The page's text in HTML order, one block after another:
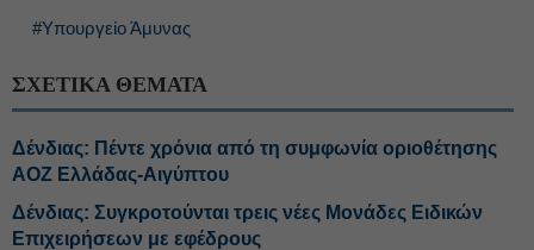
#Υπουργείο Άμυνας
ΣΧΕΤΙΚΑ ΘΕΜΑΤΑ
Δένδιας: Πέντε χρόνια από τη συμφωνία οριοθέτησης
ΑΟΖ Ελλάδας-Αιγύπτου
Δένδιας: Συγκροτούνται τρεις νέες Μονάδες Ειδικών
Επιχειρήσεων με εφέδρους